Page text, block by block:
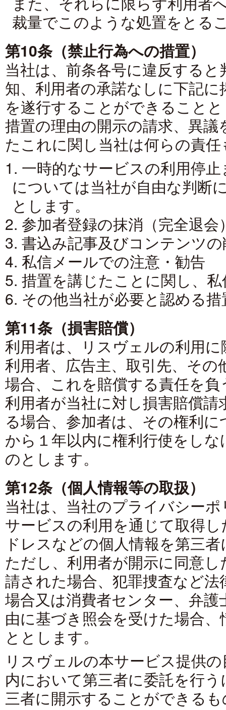
裁量でこのような処置をとる
第10条（禁止行為への措置）
当社は、前条各号に違反する
知、利用者の承諾なしに下記
を遂行することができること
措置の理由の開示の請求、異
たこれに関し当社は何らの責
1. 一時的なサービスの利用停
については当社が自由な判断
とします。
2. 参加者登録の抹消（完全退会
3. 書込み記事及びコンテンツ
4. 私信メールでの注意・勧告
5. 措置を講じたことに関し、
6. その他当社が必要と認める措
第11条（損害賠償）
利用者は、リスヴェルの利用
利用者、広告主、取引先、そ
場合、これを賠償する責任を
利用者が当社に対し損害賠償
る場合、参加者は、その権利
から１年以内に権利行使をし
のとします。
第12条（個人情報等の取扱）
当社は、当社のプライバシー
サービスの利用を通じて取得
ドレスなどの個人情報を第三
ただし、利用者が開示に同意
請された場合、犯罪捜査など
場合又は消費者センター、弁
由に基づき照会を受けた場合
ととします。
リスヴェルの本サービス提供
内において第三者に委託を行
三者に開示することができる